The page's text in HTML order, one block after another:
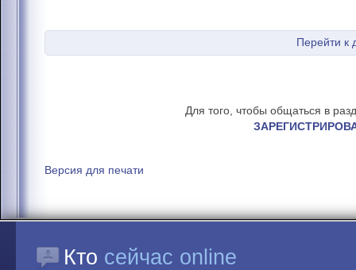
Перейти к
Для того, чтобы общаться в
Версия для печати
Кто сейчас online